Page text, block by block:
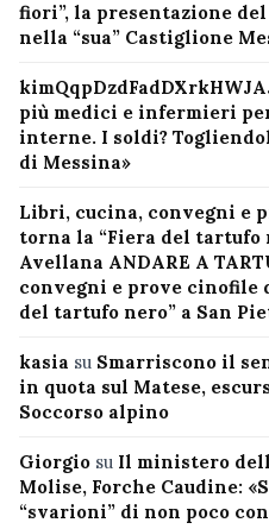
fiori”, la presentazione
nella “sua” Castiglione
più medici e infermieri
interne. I soldi?
di Messina»
Libri, cucina, convegni e
torna la “Fiera del tartufo
Avellana ANDARE A
convegni e prove cinofile
del tartufo nero” a San
kasia su Smarriscono il
in quota sul Matese,
Soccorso alpino
Giorgio su Il ministero
Molise, Forche Caudine:
“svarioni” di non poco